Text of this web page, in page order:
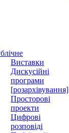
Виставки
Дискусійні
програми
[розархівування]
Просторові
проекти
Цифрові
розповіді